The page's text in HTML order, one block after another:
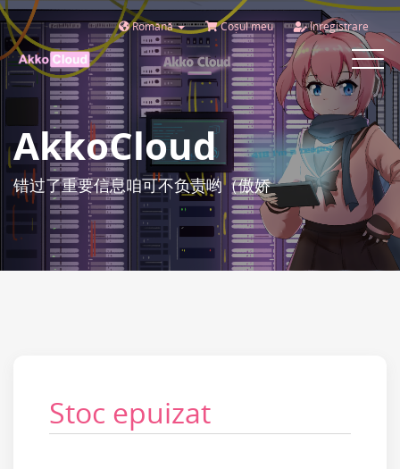
Română Coșul meu Înregistrare
Toggle
AkkoCloud
错过了重要信息咱可不负责哟（傲娇
Stoc epuizat